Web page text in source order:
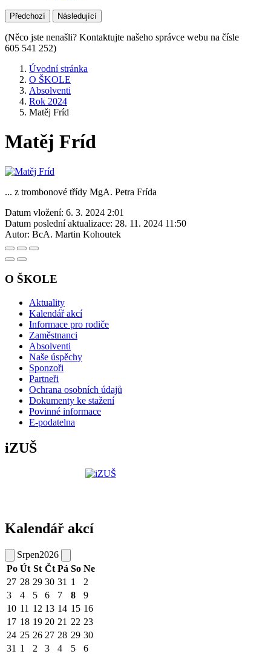
Předchozí Následující
(Něco jste nenašli? Kontaktujte našeho správce webu na čísle
605 541 252)
Úvodní stránka
O ŠKOLE
Absolventi
Rok 2024
Matěj Fríd
Matěj Fríd
... z trombonové třídy MgA. Petra Frída
Datum vložení: 6. 3. 2024 2:01
Datum poslední aktualizace: 28. 11. 2024 11:50
Autor: BcA. Martin Kohoutek
O ŠKOLE
Aktuality
Kalendář akcí
Informace pro rodiče
Zaměstnanci
Absolventi
Naše úspěchy
Sponzoři
Partneři
Ochrana osobních údajů
Dokumenty ke stažení
Povinné informace
E-podatelna
iZUŠ
Kalendář akcí
Srpen2026
Po Út St Čt Pá So Ne
27 28 29 30 31 1
2
3
4 5 6 7 8
9
10 11 12 13 14 15 16
17 18 19 20 21 22 23
24 25 26 27 28 29 30
31 1 2 3 4 5 6